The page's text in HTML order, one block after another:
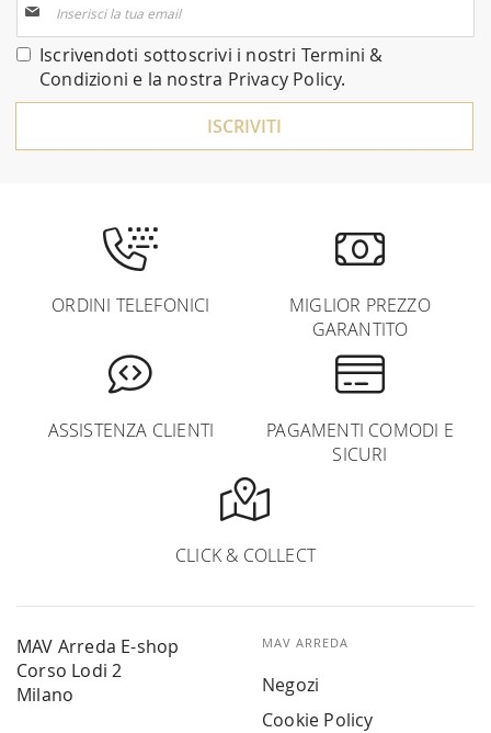
alla
nostra
Newsletter:
Iscrivendoti sottoscrivi i nostri Termini &
Condizioni e la nostra Privacy Policy.
ISCRIVITI
ORDINI TELEFONICI
MIGLIOR PREZZO
GARANTITO
ASSISTENZA CLIENTI
PAGAMENTI COMODI E
SICURI
CLICK & COLLECT
MAV Arreda E-shop
Corso Lodi 2
Milano
MAV ARREDA
Negozi
Cookie Policy